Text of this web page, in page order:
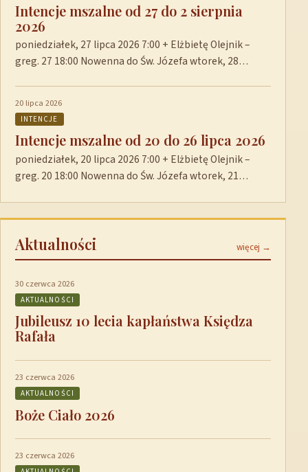
Intencje mszalne od 27 do 2 sierpnia
2026
poniedziałek, 27 lipca 2026 7:00 + Elżbietę Olejnik –
greg. 27 18:00 Nowenna do Św. Józefa wtorek, 28…
20 lipca 2026
INTENCJE
Intencje mszalne od 20 do 26 lipca 2026
poniedziałek, 20 lipca 2026 7:00 + Elżbietę Olejnik –
greg. 20 18:00 Nowenna do Św. Józefa wtorek, 21…
Aktualności więcej →
30 czerwca 2026
AKTUALNOŚCI
Jubileusz 10 lecia kapłaństwa Księdza
Rafała
23 czerwca 2026
AKTUALNOŚCI
Boże Ciało 2026
23 czerwca 2026